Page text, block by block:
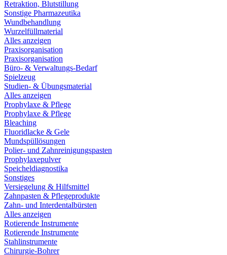
Retraktion, Blutstillung
Sonstige Pharmazeutika
Wundbehandlung
Wurzelfüllmaterial
Alles anzeigen
Praxisorganisation
Praxisorganisation
Büro- & Verwaltungs-Bedarf
Spielzeug
Studien- & Übungsmaterial
Alles anzeigen
Prophylaxe & Pflege
Prophylaxe & Pflege
Bleaching
Fluoridlacke & Gele
Mundspüllösungen
Polier- und Zahnreinigungspasten
Prophylaxepulver
Speicheldiagnostika
Sonstiges
Versiegelung & Hilfsmittel
Zahnpasten & Pflegeprodukte
Zahn- und Interdentalbürsten
Alles anzeigen
Rotierende Instrumente
Rotierende Instrumente
Stahlinstrumente
Chirurgie-Bohrer